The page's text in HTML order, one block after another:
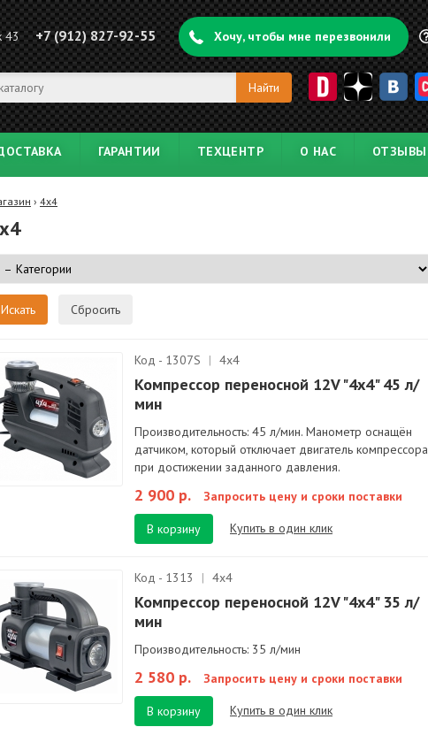
43 +7 (912) 827-92-55 Хочу, чтобы мне перезвонили
ГАРАНТИИ ТЕХЦЕНТР О НАС ОТЗЫВЫ
› 4x4
Сбросить
Код - 1307S | 4x4
Компрессор переносной 12V "4x4" 45 л/
мин
Производительность: 45 л/мин. Манометр оснащён
датчиком, который отключает двигатель компрессора
при достижении заданного давления.
2 900 р. Запросить цену и сроки поставки
В корзину Купить в один клик
Код - 1313 | 4x4
Компрессор переносной 12V "4x4" 35 л/
мин
Производительность: 35 л/мин
2 580 р. Запросить цену и сроки поставки
В корзину Купить в один клик